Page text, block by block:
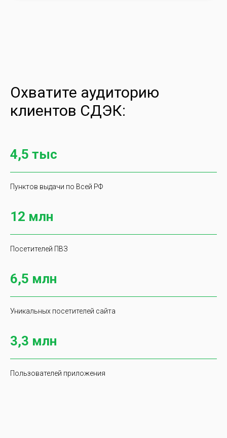
Охватите аудиторию
клиентов СДЭК:
4,5 тыс
Пунктов выдачи по Всей РФ
12 млн
Посетителей ПВЗ
6,5 млн
Уникальных посетителей сайта
3,3 млн
Пользователей приложения